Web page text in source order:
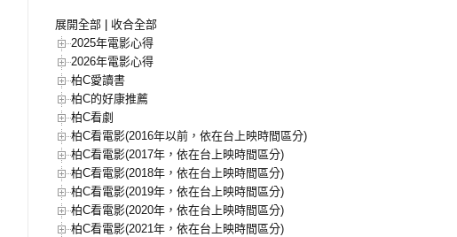
展開全部
收合全部
2025年電影心得
2026年電影心得
柏C愛讀書
柏C的好康推薦
柏C看劇
柏C看電影(2016年以前，依在台上映時間區分)
柏C看電影(2017年，依在台上映時間區分)
柏C看電影(2018年，依在台上映時間區分)
柏C看電影(2019年，依在台上映時間區分)
柏C看電影(2020年，依在台上映時間區分)
柏C看電影(2021年，依在台上映時間區分)